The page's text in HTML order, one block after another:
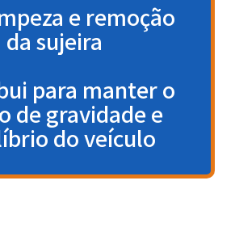
e remoção
da sujeira
para manter o
de gravidade e
do veículo